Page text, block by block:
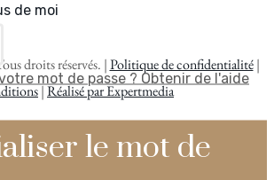
droits réservés. |Politique de confidentialité|
|Réalisé par Expertmedia
de moi
mot de passe ? Obtenir de l'aide
le mot de